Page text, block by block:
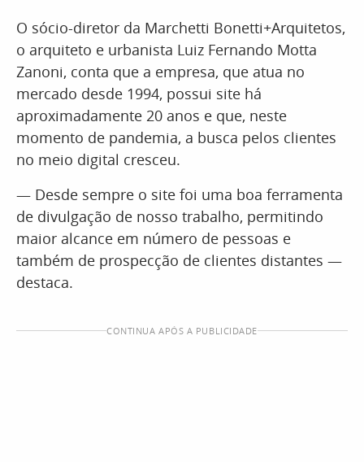
O sócio-diretor da Marchetti Bonetti+Arquitetos,
o arquiteto e urbanista Luiz Fernando Motta
Zanoni, conta que a empresa, que atua no
mercado desde 1994, possui site há
aproximadamente 20 anos e que, neste
momento de pandemia, a busca pelos clientes
no meio digital cresceu.
— Desde sempre o site foi uma boa ferramenta
de divulgação de nosso trabalho, permitindo
maior alcance em número de pessoas e
também de prospecção de clientes distantes —
destaca.
CONTINUA APÓS A PUBLICIDADE